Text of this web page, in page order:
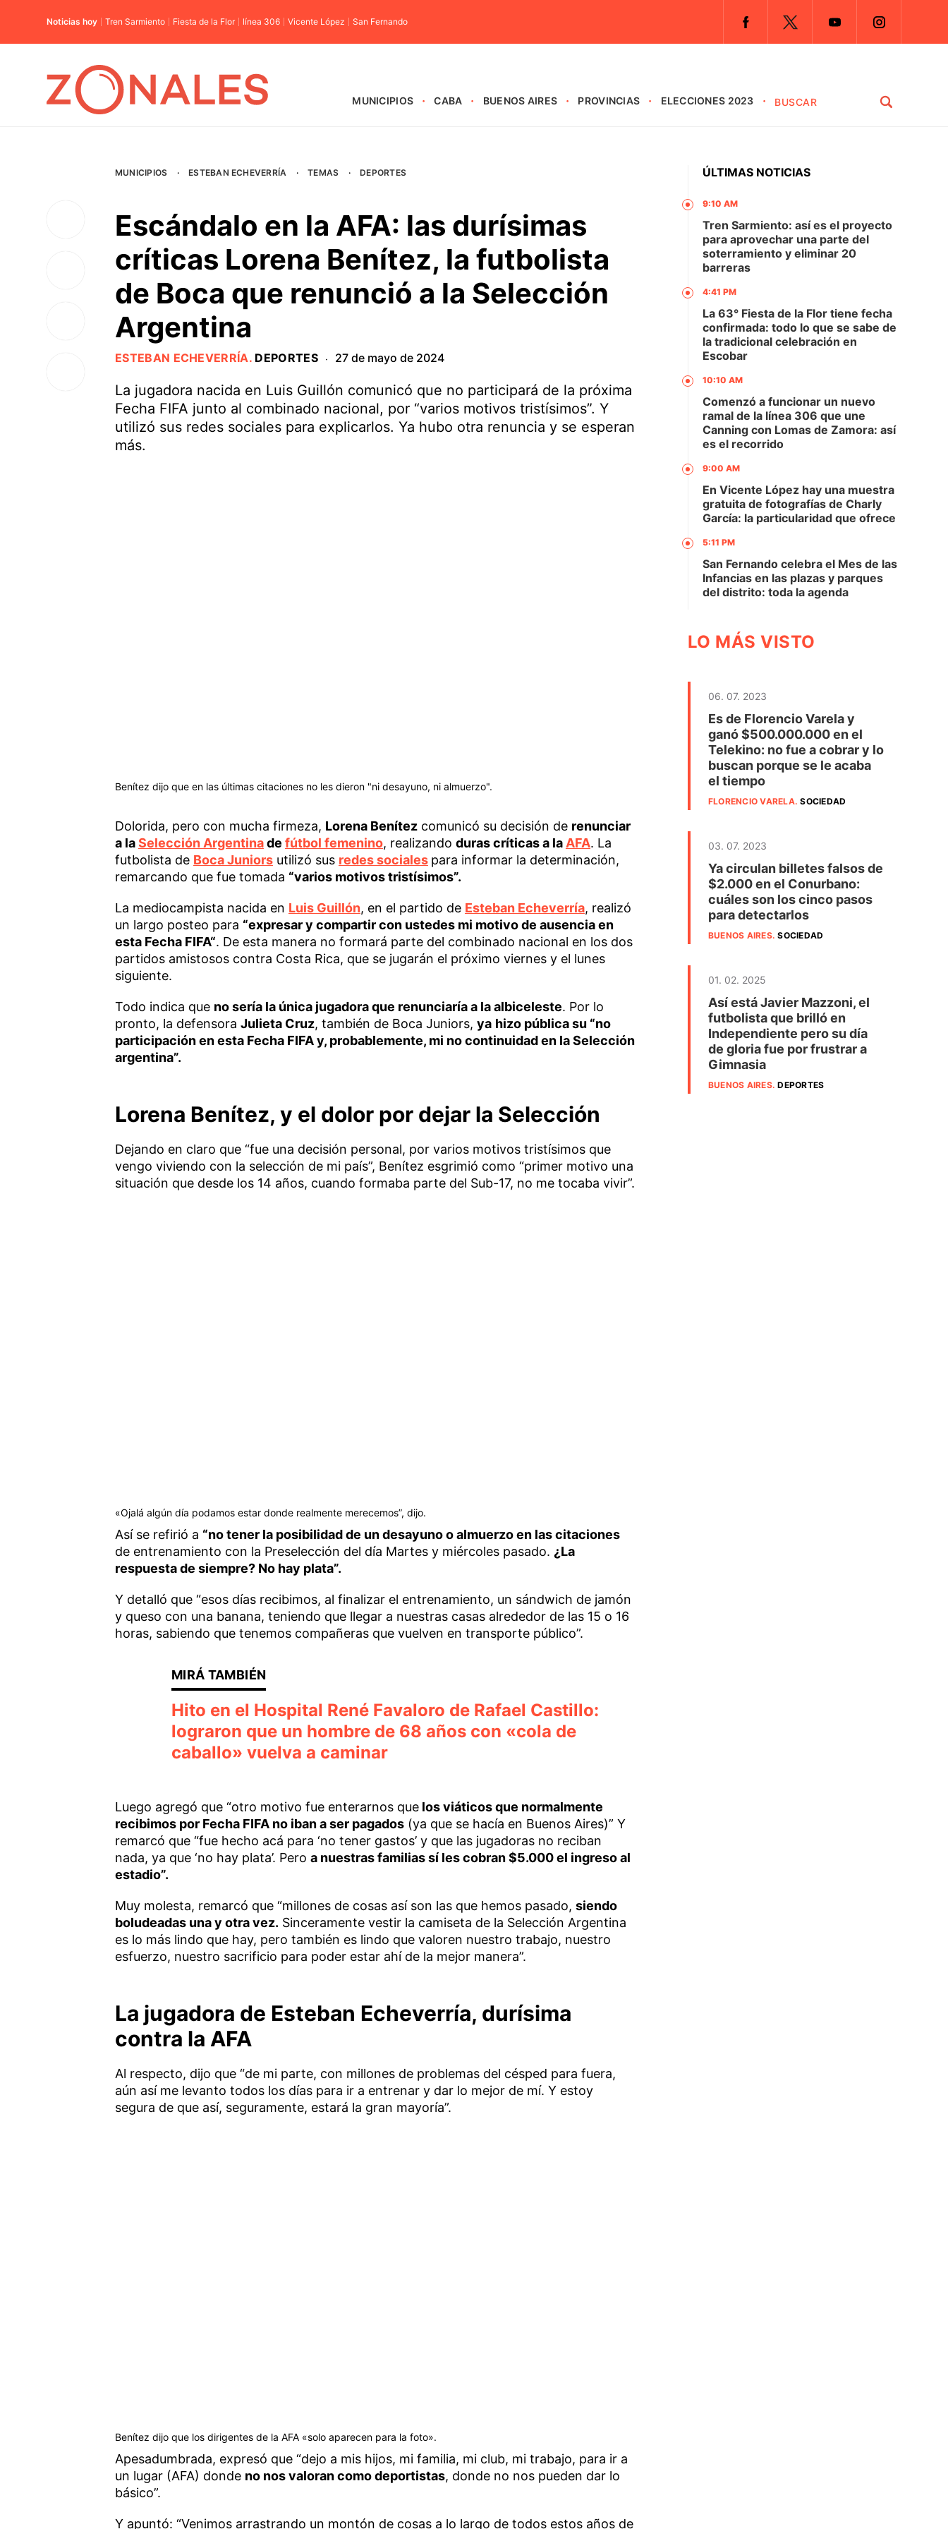
Noticias hoy Tren Sarmiento Fiesta de la Flor línea 306 Vicente López San Fernando
MUNICIPIOS CABA BUENOS AIRES PROVINCIAS ELECCIONES 2023
MUNICIPIOS · ESTEBAN ECHEVERRÍA · TEMAS · DEPORTES
Escándalo en la AFA: las durísimas
críticas Lorena Benítez, la futbolista
de Boca que renunció a la Selección
Argentina
ESTEBAN ECHEVERRÍA. DEPORTES · 27 de mayo de 2024
La jugadora nacida en Luis Guillón comunicó que no participará de la próxima
Fecha FIFA junto al combinado nacional, por “varios motivos tristísimos”. Y
utilizó sus redes sociales para explicarlos. Ya hubo otra renuncia y se esperan
más.
Benítez dijo que en las últimas citaciones no les dieron "ni desayuno, ni almuerzo".
Dolorida, pero con mucha firmeza, Lorena Benítezcomunicó su decisión de renunciar
a laSelección Argentinade fútbol femenino, realizando duras críticas a la AFA. La
futbolista de Boca Juniorsutilizó sus redes sociales para informar la determinación,
remarcando que fue tomada “varios motivos tristísimos”.
La mediocampista nacida en Luis Guillón, en el partido de Esteban Echeverría, realizó
un largo posteo para “expresar y compartir con ustedes mi motivo de ausencia en
esta Fecha FIFA“. De esta manera no formará parte del combinado nacional en los dos
partidos amistosos contra Costa Rica, que se jugarán el próximo viernes y el lunes
siguiente.
Todo indica que no sería la única jugadora que renunciaría a la albiceleste. Por lo
pronto, la defensora Julieta Cruz, también de Boca Juniors, ya hizo pública su “no
participación en esta Fecha FIFA y, probablemente, mi no continuidad en la Selección
argentina”.
Lorena Benítez, y el dolor por dejar la Selección
Dejando en claro que “fue una decisión personal, por varios motivos tristísimos que
vengo viviendo con la selección de mi país”, Benítez esgrimió como “primer motivo una
situación que desde los 14 años, cuando formaba parte del Sub-17, no me tocaba vivir”.
«Ojalá algún día podamos estar donde realmente merecemos”, dijo.
Así se refirió a “no tener la posibilidad de un desayuno o almuerzo en las citaciones
de entrenamiento con la Preselección del día Martes y miércoles pasado. ¿La
respuesta de siempre? No hay plata”.
Y detalló que “esos días recibimos, al finalizar el entrenamiento, un sándwich de jamón
y queso con una banana, teniendo que llegar a nuestras casas alrededor de las 15 o 16
horas, sabiendo que tenemos compañeras que vuelven en transporte público”.
Hito en el Hospital René Favaloro de Rafael Castillo:
lograron que un hombre de 68 años con «cola de
caballo» vuelva a caminar
Luego agregó que “otro motivo fue enterarnos quelos viáticos que normalmente
recibimos por Fecha FIFA no iban a ser pagados(ya que se hacía en Buenos Aires)” Y
remarcó que “fue hecho acá para ‘no tener gastos’ y que las jugadoras no reciban
nada, ya que ‘no hay plata’. Pero a nuestras familias sí les cobran $5.000 el ingreso al
estadio”.
Muy molesta, remarcó que “millones de cosas así son las que hemos pasado, siendo
boludeadas una y otra vez. Sinceramente vestir la camiseta de la Selección Argentina
es lo más lindo que hay, pero también es lindo que valoren nuestro trabajo, nuestro
esfuerzo, nuestro sacrificio para poder estar ahí de la mejor manera”.
La jugadora de Esteban Echeverría, durísima
contra la AFA
Al respecto, dijo que “de mi parte, con millones de problemas del césped para fuera,
aún así me levanto todos los días para ir a entrenar y dar lo mejor de mí. Y estoy
segura de que así, seguramente, estará la gran mayoría”.
Benítez dijo que los dirigentes de la AFA «solo aparecen para la foto».
Apesadumbrada, expresó que “dejo a mis hijos, mi familia, mi club, mi trabajo, para ir a
un lugar (AFA) donde no nos valoran como deportistas, donde no nos pueden dar lo
básico”.
Y apuntó: “Venimos arrastrando un montón de cosas a lo largo de todos estos años de
ÚLTIMAS NOTICIAS
9:10 AM
Tren Sarmiento: así es el proyecto
para aprovechar una parte del
soterramiento y eliminar 20
barreras
4:41 PM
La 63° Fiesta de la Flor tiene fecha
confirmada: todo lo que se sabe de
la tradicional celebración en
Escobar
10:10 AM
Comenzó a funcionar un nuevo
ramal de la línea 306 que une
Canning con Lomas de Zamora: así
es el recorrido
9:00 AM
En Vicente López hay una muestra
gratuita de fotografías de Charly
García: la particularidad que ofrece
5:11 PM
San Fernando celebra el Mes de las
Infancias en las plazas y parques
del distrito: toda la agenda
LO MÁS VISTO
06. 07. 2023
Es de Florencio Varela y
ganó $500.000.000 en el
Telekino: no fue a cobrar y lo
buscan porque se le acaba
el tiempo
FLORENCIO VARELA.SOCIEDAD
03. 07. 2023
Ya circulan billetes falsos de
$2.000 en el Conurbano:
cuáles son los cinco pasos
para detectarlos
BUENOS AIRES.SOCIEDAD
01. 02. 2025
Así está Javier Mazzoni, el
futbolista que brilló en
Independiente pero su día
de gloria fue por frustrar a
Gimnasia
BUENOS AIRES.DEPORTES